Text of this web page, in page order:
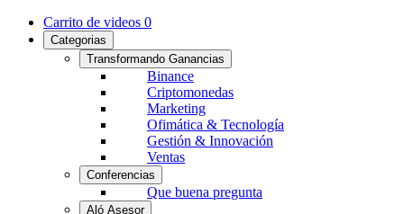
Carrito de videos 0
Categorias
Transformando Ganancias
Binance
Criptomonedas
Marketing
Ofimática & Tecnología
Gestión & Innovación
Ventas
Conferencias
Que buena pregunta
Aló Asesor